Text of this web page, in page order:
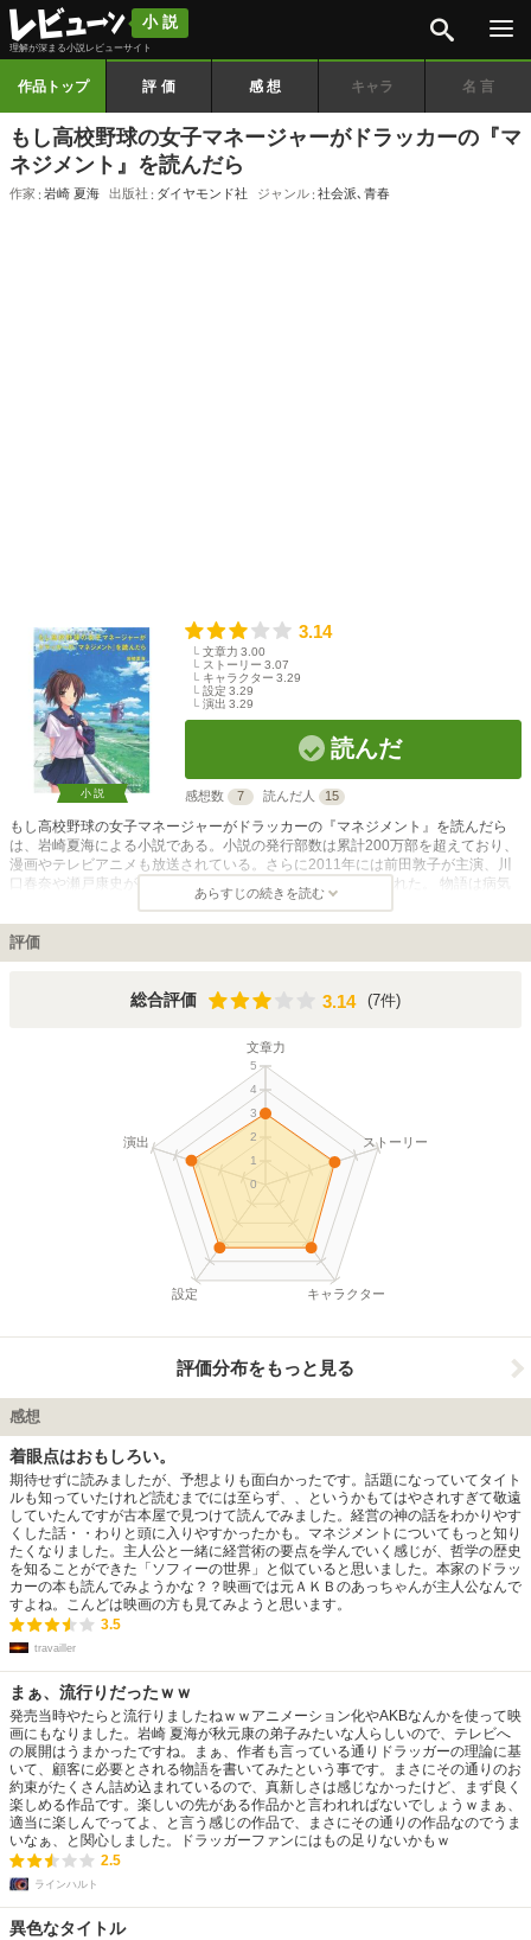
小説
理解が深まる小説レビューサイト
作品トップ 評価 感想 キャラ 名言
もし高校野球の女子マネージャーがドラッカーの『マ
ネジメント』を読んだら
作家 岩崎 夏海 出版社 ダイヤモンド社 ジャンル 社会派､ 青春
小説
3.14
文章力 3.00
ストーリー 3.07
キャラクター 3.29
設定 3.29
演出 3.29
読んだ
感想数 7 読んだ人 15
もし高校野球の女子マネージャーがドラッカーの『マネジメント』を読んだら
は、岩崎夏海による小説である。小説の発行部数は累計200万部を超えており、
漫画やテレビアニメも放送されている。さらに2011年には前田敦子が主演、川
口春奈や瀬戸康史が出演して実写映画も全国東宝系で公開された。 物語は病気
の親友の代わりに主人公の川島みなみが弱小の野球部のマネージャーになるとこ
ろから始まる。マネージャーになるために、本屋に行ってマネージャーの本を購
入したところ、野球部のマネージャーになるための本ではなく、ドラッカー著書
の「マネジメント」という本を購入しまうのである。最初は間違えて購入してし
でやる気のなかった野球部を変えていく物語である。そして、みなみは高校野球
あらすじの続きを読む
評価
総合評価 3.14
3.14 (7件)
文章力
ストーリー
キャラクター
設定
演出
0
1
2
3
4
5
評価分布をもっと見る
感想
着眼点はおもしろい。
期待せずに読みましたが、予想よりも面白かったです。話題になっていてタイト
ルも知っていたけれど読むまでには至らず、、というかもてはやされすぎて敬遠
していたんですが古本屋で見つけて読んでみました。経営の神の話をわかりやす
くした話・・わりと頭に入りやすかったかも。マネジメントについてもっと知り
たくなりました。主人公と一緒に経営術の要点を学んでいく感じが、哲学の歴史
を知ることができた「ソフィーの世界」と似ていると思いました。本家のドラッ
カーの本も読んでみようかな？？映画では元ＡＫＢのあっちゃんが主人公なんで
すよね。こんどは映画の方も見てみようと思います。
3.5
travailler
まぁ、流行りだったｗｗ
発売当時やたらと流行りましたねｗｗアニメーション化やAKBなんかを使って映
画にもなりました。岩崎 夏海が秋元康の弟子みたいな人らしいので、テレビへ
の展開はうまかったですね。まぁ、作者も言っている通りドラッガーの理論に基
いて、顧客に必要とされる物語を書いてみたという事です。まさにその通りのお
約束がたくさん詰め込まれているので、真新しさは感じなかったけど、まず良く
楽しめる作品です。楽しいの先がある作品かと言われればないでしょうｗまぁ、
適当に楽しんでってよ、と言う感じの作品で、まさにその通りの作品なのでうま
いなぁ、と関心しました。ドラッガーファンにはもの足りないかもｗ
2.5
ラインハルト
異色なタイトル